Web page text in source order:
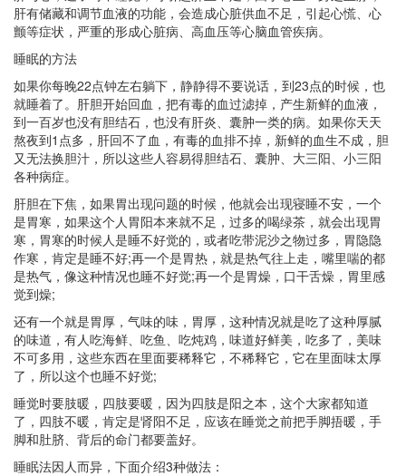
肝有储藏和调节血液的功能，会造成心脏供血不足，引起心慌、心
颤等症状，严重的形成心脏病、高血压等心脑血管疾病。
睡眠的方法
如果你每晚22点钟左右躺下，静静得不要说话，到23点的时候，也
就睡着了。肝胆开始回血，把有毒的血过滤掉，产生新鲜的血液，
到一百岁也没有胆结石，也没有肝炎、囊肿一类的病。如果你天天
熬夜到1点多，肝回不了血，有毒的血排不掉，新鲜的血生不成，胆
又无法换胆汁，所以这些人容易得胆结石、囊肿、大三阳、小三阳
各种病症。
肝胆在下焦，如果胃出现问题的时候，他就会出现寝睡不安，一个
是胃寒，如果这个人胃阳本来就不足，过多的喝绿茶，就会出现胃
寒，胃寒的时候人是睡不好觉的，或者吃带泥沙之物过多，胃隐隐
作寒，肯定是睡不好;再一个是胃热，就是热气往上走，嘴里喘的都
是热气，像这种情况也睡不好觉;再一个是胃燥，口干舌燥，胃里感
觉到燥;
还有一个就是胃厚，气味的味，胃厚，这种情况就是吃了这种厚腻
的味道，有人吃海鲜、吃鱼、吃炖鸡，味道好鲜美，吃多了，美味
不可多用，这些东西在里面要稀释它，不稀释它，它在里面味太厚
了，所以这个也睡不好觉;
睡觉时要肢暖，四肢要暖，因为四肢是阳之本，这个大家都知道
了，四肢不暖，肯定是肾阳不足，应该在睡觉之前把手脚捂暖，手
脚和肚脐、背后的命门都要盖好。
睡眠法因人而异，下面介绍3种做法：